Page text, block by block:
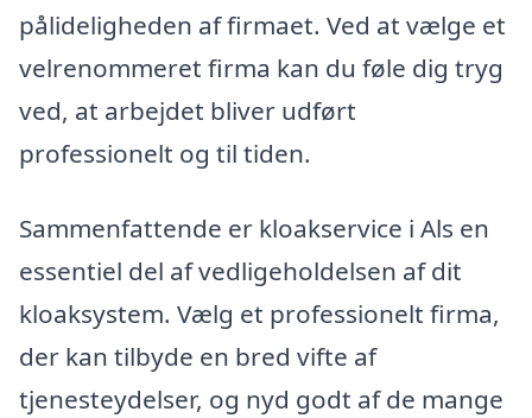
pålideligheden af firmaet. Ved at vælge et
velrenommeret firma kan du føle dig tryg
ved, at arbejdet bliver udført
professionelt og til tiden.
Sammenfattende er kloakservice i Als en
essentiel del af vedligeholdelsen af dit
kloaksystem. Vælg et professionelt firma,
der kan tilbyde en bred vifte af
tjenesteydelser, og nyd godt af de mange